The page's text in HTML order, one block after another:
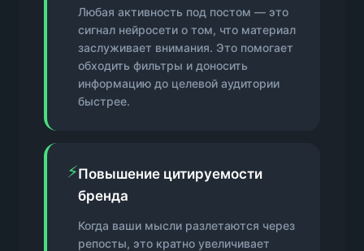
Любая активность под постом — это
сигнал нейросети о том, что материал
заслуживает внимания. Это помогает
обходить фильтры и доносить
информацию до целевой аудитории
быстрее.
⚡Повышение цитируемости
бренда
Когда ваши мысли разлетаются через
репосты, это кратно увеличивает